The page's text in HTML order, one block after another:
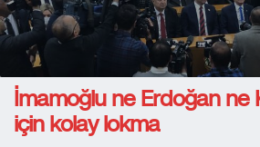
İmamoğlu ne Erdoğan ne
için kolay lokma